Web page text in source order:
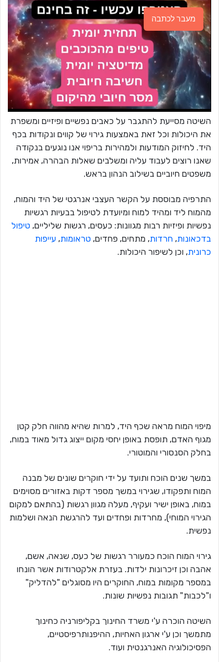
מעבר לכתבה
השיטה מסייעת להתגבר על כאבים נפשיים ופיזיים ומשפרת
את היכולות וכל זאת באמצעות גירוי של קווים ונקודות בכף
היד. לחיזוק המודעות ולמהירות בריפוי אנו נוגעים בנקודה
שאנו רוצים לעבוד עליה ומשלבים שאלות הבהרה, אמירות,
משפטים חיוביים בשילוב הנהון בראש.
התרפיה מבוססת על הקשר העצבי אנרגטי של היד והמוח,
מהמוח ליד ומהיד למוח ומיועדת לטיפול בבעיות רגשיות
נפשיות ופיזיות רבות מגוונות: כעסים, רגשות שליליים, טיפול
בדכאונות, חרדות, מתחים, פחדים, טראומות, עייפות
כרונית, וכן לשיפור היכולות.
מיפוי המוח מראה שכף היד, למרות שהיא מהווה חלק קטן
מגוף האדם, תופסת באופן יחסי מקום ייצוג גדול מאוד במוח,
בחלק הסנסורי והמוטורי.
במשך שנים הוכח ותועד על ידי חוקרים שונים של מבנה
המוח ותפקודו, שגירוי במשך מספר דקות באזורים מסוימים
במוח, באופן ישיר ועקיף, מעלה מגוון רגשות (בהתאם למקום
הגירוי המוחי), מחרדות ופחדים ועד להרגשת הנאה ושלמות
נפשית.
גירוי המוח הוכח כמעורר רגשות של כעס, שנאה, אשם,
אהבה וכן זיכרונות ילדות. בעזרת אלקטרודות אשר הונחו
במספר מקומות במוח, החוקרים היו מסוגלים "להדליק"
ו"לכבות" תגובות נפשיות שונות.
השיטה הוכרה ע'י משרד החינוך בקליפורניה כחינוך
מתמשך וכן ע'י ארגון האחיות, ההיפנותרפיסטיים,
הפסיכולוגיה האנרגנטית ועוד.